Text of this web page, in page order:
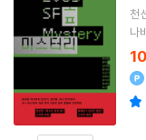
천
나
10